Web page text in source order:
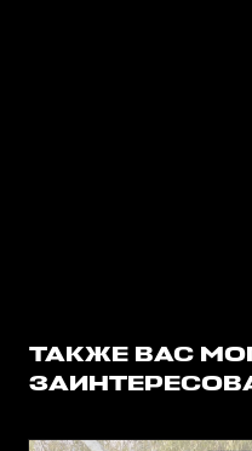
ТАКЖЕ ВАС